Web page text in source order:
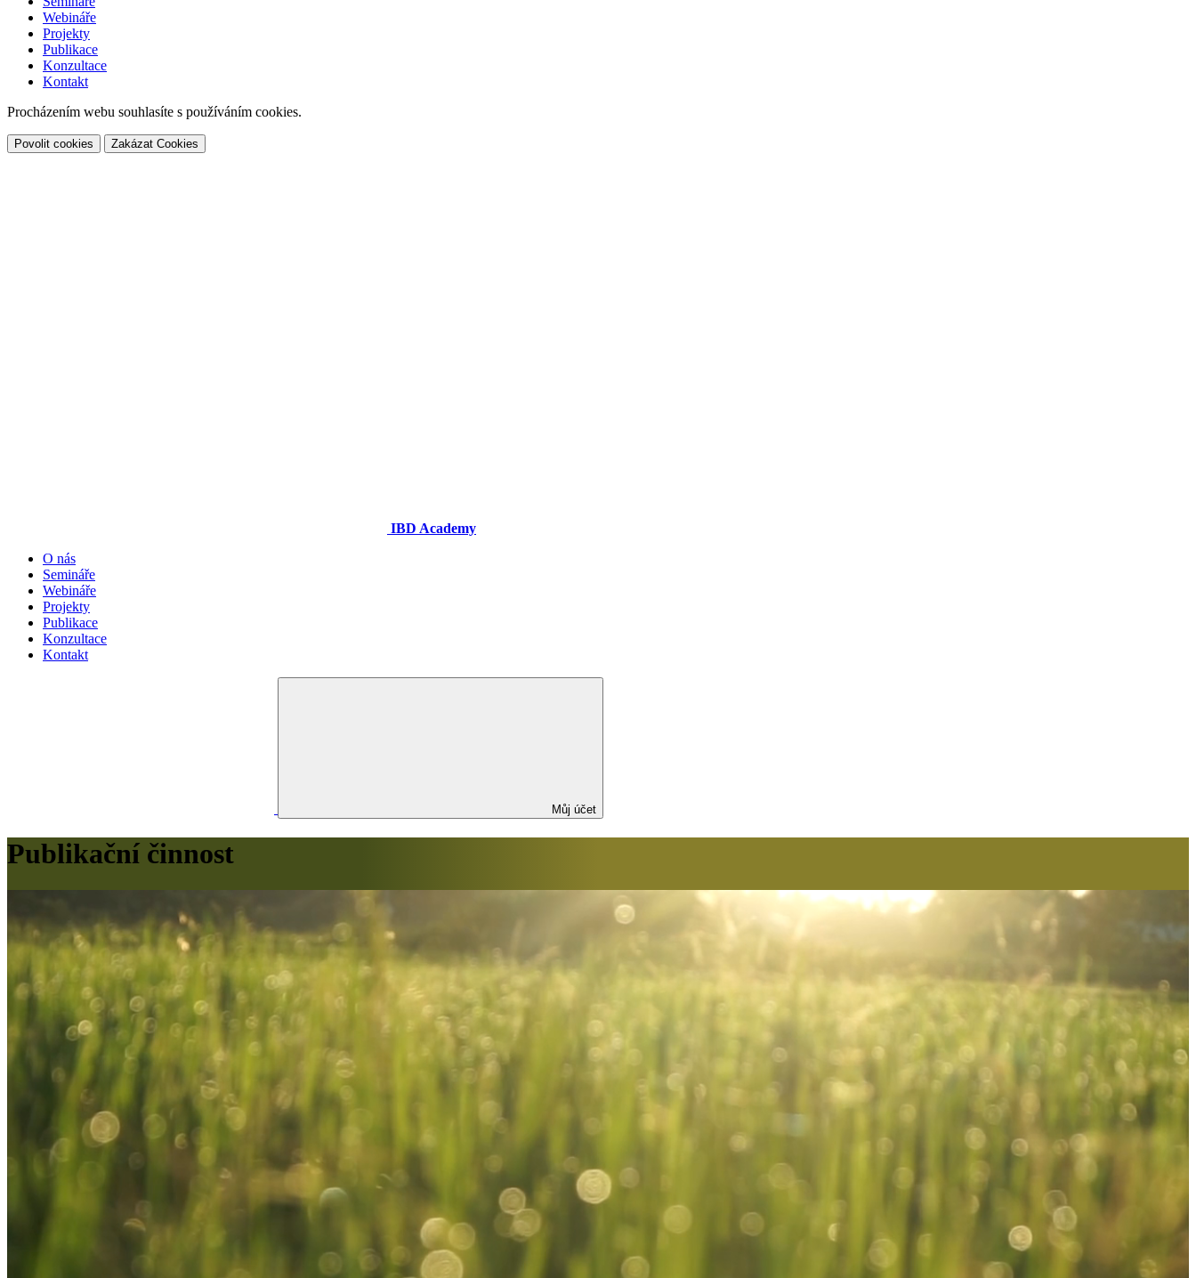
Webináře
Projekty
Publikace
Konzultace
Kontakt
Procházením webu souhlasíte s používáním cookies.
Povolit cookies Zakázat Cookies
IBD Academy
O nás
Semináře
Webináře
Projekty
Publikace
Konzultace
Kontakt
Můj účet
Publikační činnost